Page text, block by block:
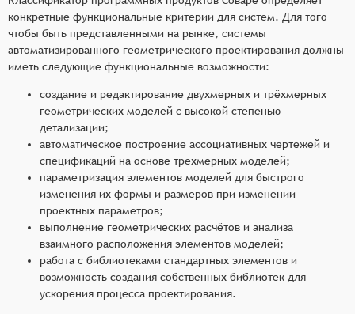
конкретные функциональные критерии для систем. Для того
чтобы быть представленными на рынке, системы
автоматизированного геометрического проектирования должны
иметь следующие функциональные возможности:
создание и редактирование двухмерных и трёхмерных
геометрических моделей с высокой степенью
детализации;
автоматическое построение ассоциативных чертежей и
спецификаций на основе трёхмерных моделей;
параметризация элементов моделей для быстрого
изменения их формы и размеров при изменении
проектных параметров;
выполнение геометрических расчётов и анализа
взаимного расположения элементов моделей;
работа с библиотеками стандартных элементов и
возможность создания собственных библиотек для
ускорения процесса проектирования.